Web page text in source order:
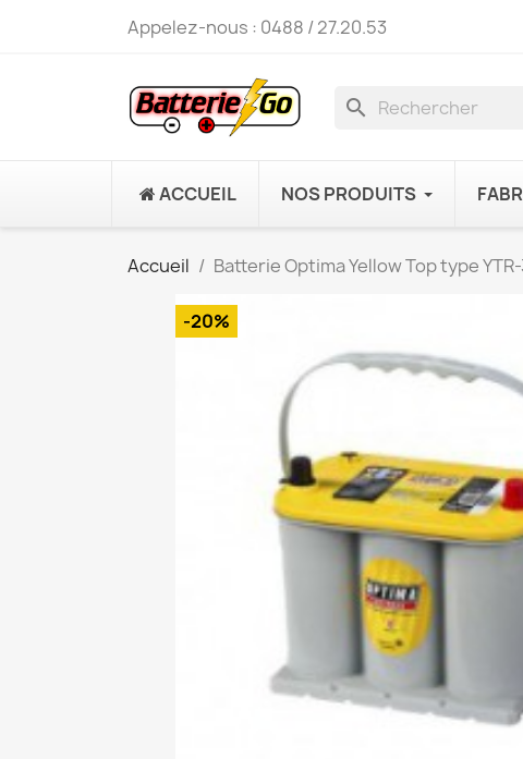
Appelez-nous : 0488 / 27.20.53
search
ACCUEIL NOS PRODUITS
Accueil Batterie Optima Yellow Top type
-20%